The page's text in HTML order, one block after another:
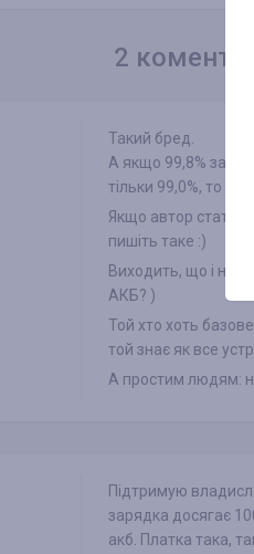
2
Такий бред.
А якщо 99,8%
тільки 99,0%, то
Якщо автор статті
пишіть таке :)
Виходить, що і
АКБ? )
Той хто хоть
той знає як все
А простим людям:
Підтримую
зарядка досягає
акб. Платка така,